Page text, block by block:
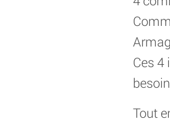
Ces 4
Tout